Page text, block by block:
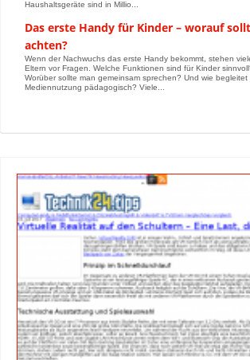
Haushaltsgeräte sind in Millio...
Das erste Handy für Kinder – worauf
achten?
Wenn der Nachwuchs das erste Handy bekommt, stehen
Eltern vor Fragen. Welche Funktionen sind für Kinder
Worüber sollte man gemeinsam sprechen? Und wie begleitet
Mediennutzung pädagogisch? Viele...